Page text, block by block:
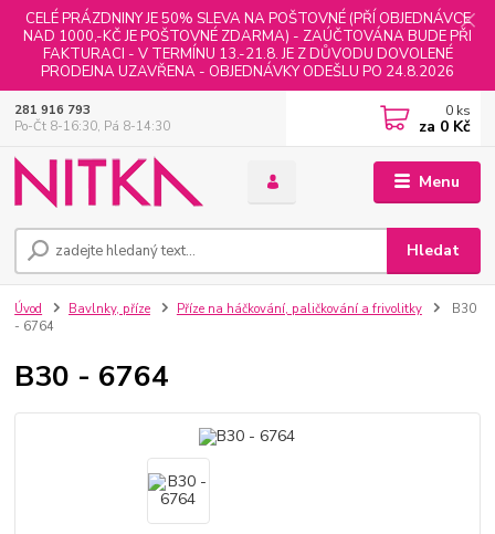
CELÉ PRÁZDNINY JE 50% SLEVA NA POŠTOVNÉ (PŘÍ OBJEDNÁVCE
NAD 1000,-KČ JE POŠTOVNÉ ZDARMA) - ZAÚČTOVÁNA BUDE PŘI
FAKTURACI - V TERMÍNU 13.-21.8. JE Z DŮVODU DOVOLENÉ
PRODEJNA UZAVŘENA - OBJEDNÁVKY ODEŠLU PO 24.8.2026
Menu
Hledat
281 916 793
Po-Čt 8-16:30, Pá 8-14:30
0 ks
za 0 Kč
Úvod Bavlnky, příze Příze na háčkování, paličkování a frivolitky
B30
- 6764
B30 - 6764